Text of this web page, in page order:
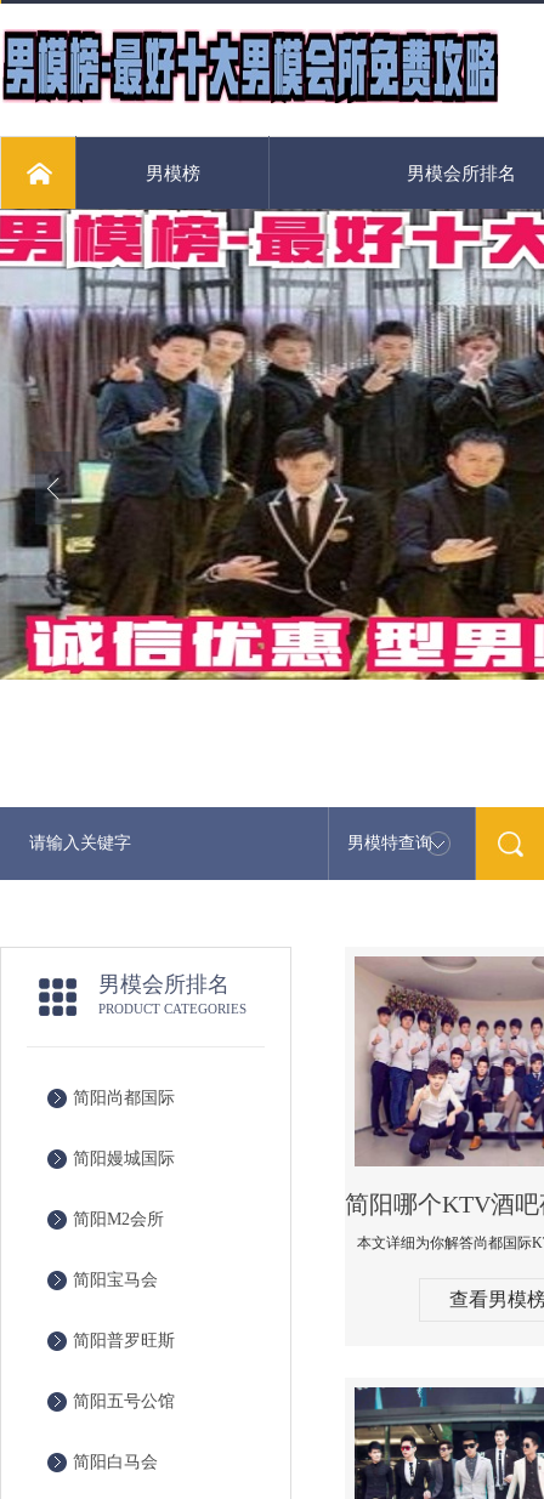
男模榜 男模会所排名
男模特查询 最
男模会所排名
PRODUCT CATEGORIES
简阳尚都国际
简阳嫚城国际
简阳M2会所
简阳宝马会
简阳普罗旺斯
简阳五号公馆
简阳白马会
查看男模